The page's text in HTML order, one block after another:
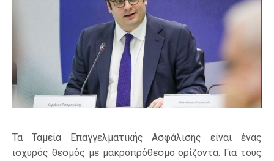
Τα Ταμεία Επαγγελματικής Ασφάλισης είναι ένας
ισχυρός θεσμός με μακροπρόθεσμο ορίζοντα. Για τους